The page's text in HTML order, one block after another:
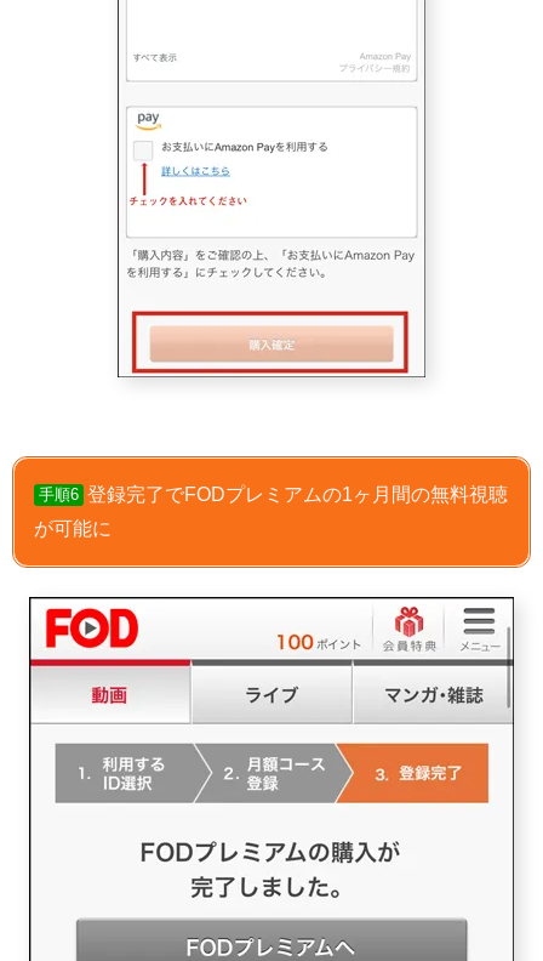
手順6 登録完了でFODプレミアムの1ヶ月間の無料視聴
が可能に